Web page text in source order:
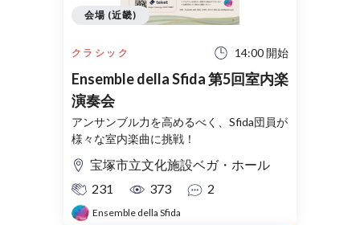
クラシック 14:00 開始
Ensemble della Sfida 第5回室内楽
演奏会
アンサンブル力を高めるべく、Sfida団員が
様々な室内楽曲に挑戦！
宝塚市立文化施設ベガ・ホール
231
373 2
Ensemble della Sfida
会場 (近畿)